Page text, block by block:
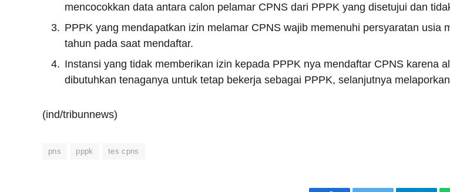
mencocokkan data antara calon pelamar CPNS dari PPPK yang disetujui dan
PPPK yang mendapatkan izin melamar CPNS wajib memenuhi persyaratan usia
tahun pada saat mendaftar.
Instansi yang tidak memberikan izin kepada PPPK nya mendaftar CPNS karena
dibutuhkan tenaganya untuk tetap bekerja sebagai PPPK, selanjutnya
(ind/tribunnews)
pns pppk tes cpns